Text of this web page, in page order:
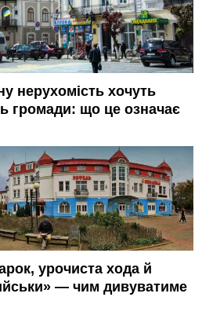
нерухомість хочуть
громади: що це означає
урочиста хода й
— чим дивуватиме